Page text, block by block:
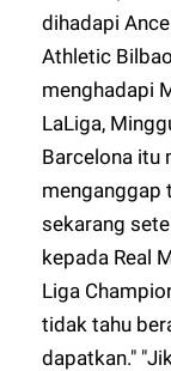
dihadapi
Athletic
menghadapi
LaLiga,
Barcelona itu
menganggap
sekarang
kepada Real
Liga
tidak tahu
dapatkan."